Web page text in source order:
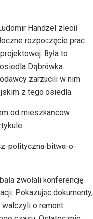
Handzel zlecił
rozpoczęcie prac
Była to
Dąbrówka
zarzucili w nim
z tego osiedla.
od mieszkańców
polityczna-bitwa-o-
zwołali konferencję
Pokazując dokumenty,
walczyli o remont